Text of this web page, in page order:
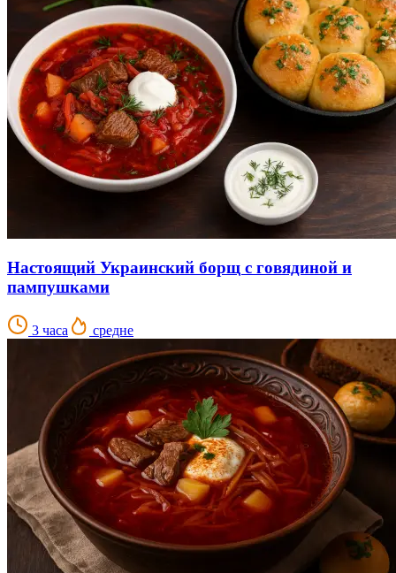
Настоящий Украинский борщ с говядиной и
пампушками
3 часа средне